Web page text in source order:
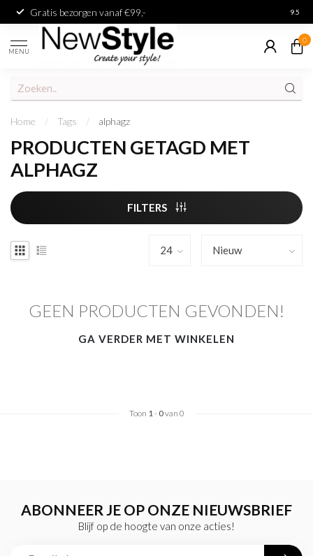
Gratis bezorgen vanaf €99,- 9.5
MENU
0
Home / Tags / alphagz
PRODUCTEN GETAGD MET
ALPHAGZ
FILTERS
GEEN PRODUCTEN GEVONDEN!
GA VERDER MET WINKELEN
Toon 1- 0van 0
ABONNEER JE OP ONZE NIEUWSBRIEF
Blijf op de hoogte van onze acties!